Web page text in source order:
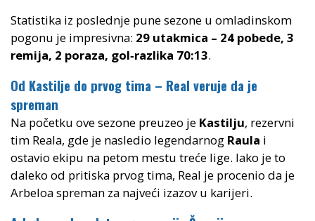
Statistika iz poslednje pune sezone u omladinskom
pogonu je impresivna: 29 utakmica – 24 pobede, 3
remija, 2 poraza, gol‑razlika 70:13.
Od Kastilje do prvog tima – Real veruje da je
spreman
Na početku ove sezone preuzeo je Kastilju, rezervni
tim Reala, gde je nasledio legendarnog Raula i
ostavio ekipu na petom mestu treće lige. Iako je to
daleko od pritiska prvog tima, Real je procenio da je
Arbeloa spreman za najveći izazov u karijeri.